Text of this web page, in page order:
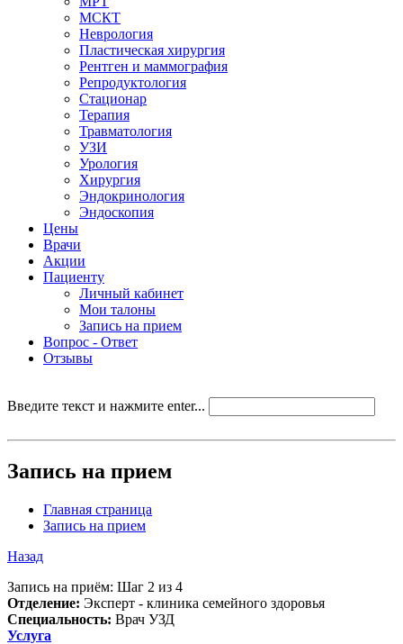
МСКТ
Неврология
Пластическая хирургия
Рентген и маммография
Репродуктология
Стационар
Терапия
Травматология
УЗИ
Урология
Хирургия
Эндокринология
Эндоскопия
Цены
Врачи
Акции
Пациенту
Личный кабинет
Мои талоны
Запись на прием
Вопрос - Ответ
Отзывы
Введите текст и нажмите enter...
Запись на прием
Главная страница
Запись на прием
Назад
Запись на приём: Шаг 2 из 4
Отделение: Эксперт - клиника семейного здоровья
Специальность: Врач УЗД
Услуга